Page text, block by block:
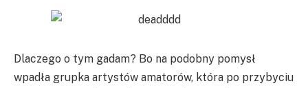
Dlaczego o tym gadam? Bo na podobny pomysł
wpadła grupka artystów amatorów, która po przybyciu